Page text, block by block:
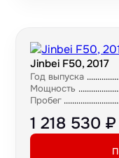
Jinbei F50, 2017
Год выпуска
Мощность
Пробег
1 218 530 ₽